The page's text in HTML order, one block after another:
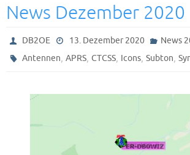
News Dezember 2020
DB2OE 13. Dezember 2020
News
Antennen,APRS,CTCSS, Icons,Subton,